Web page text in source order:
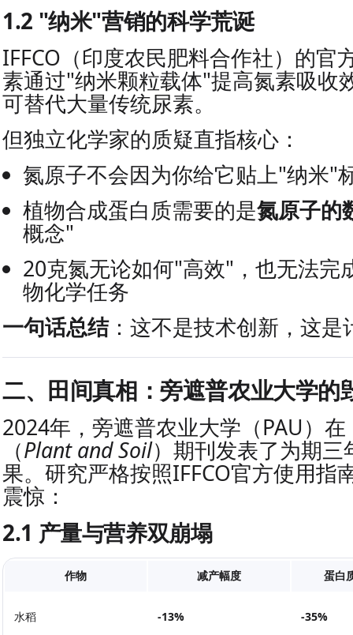
1.2 "纳米"营销的科学荒诞
IFFCO（印度农民肥料合作社）的官
素通过"纳米颗粒载体"提高氮素吸收
可替代大量传统尿素。
但独立化学家的质疑直指核心：
氮原子不会因为你给它贴上"纳米"
植物合成蛋白质需要的是氮原子的
概念"
20克氮无论如何"高效"，也无法完
物化学任务
一句话总结：这不是技术创新，这是
二、田间真相：旁遮普农业大学的
2024年，旁遮普农业大学（PAU）
（Plant and Soil）期刊发表了为期三
果。研究严格按照IFFCO官方使用指
震惊：
2.1 产量与营养双崩塌
作物 减产幅度 蛋白
水稻 -13% -35%